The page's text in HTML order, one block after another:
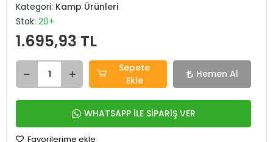
Kategori: Kamp Ürünleri
Stok: 20+
1.695,93 TL
Sepete
Ekle
Hemen Al
WHATSAPP İLE SİPARİŞ VER
Favorilerime ekle